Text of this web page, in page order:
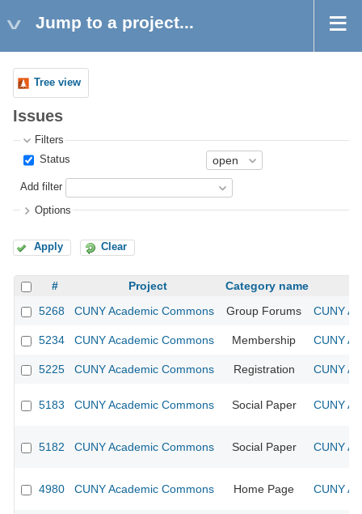
Jump to a project...
Tree view
Issues
Filters
Status
Add filter
Options
Apply Clear
# Project
Category name
5268
CUNY Academic Commons Group Forums CUNY
5234 CUNY Academic Commons Membership CUNY
5225 CUNY Academic Commons Registration CUNY
5183 CUNY Academic Commons Social Paper CUNY
5182 CUNY Academic Commons Social Paper CUNY
4980 CUNY Academic Commons Home Page CUNY